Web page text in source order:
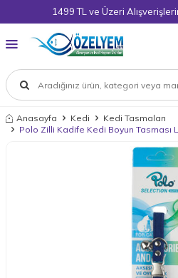
1499 TL ve Üzeri
Anasayfa Kedi
Kedi Tasmaları
Polo Zilli Kadife Kedi Boyun Tasması